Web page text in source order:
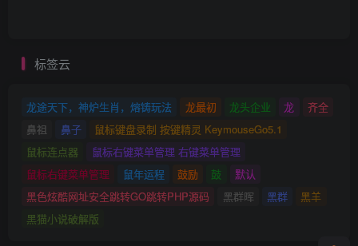
标签云
龙途天下，神炉生肖，熔铸玩法 龙最初 龙头企业 龙
齐全
鼻祖
鼻子
鼠标键盘录制 按键精灵 KeymouseGo5.1
鼠标连点器
鼠标右键菜单管理 右键菜单管理
鼠标右键菜单管理
鼠年运程 鼓励 鼓
默认
黑色炫酷网址安全跳转GO跳转PHP源码
黑群晖 黑群
黑羊
黑猫小说破解版